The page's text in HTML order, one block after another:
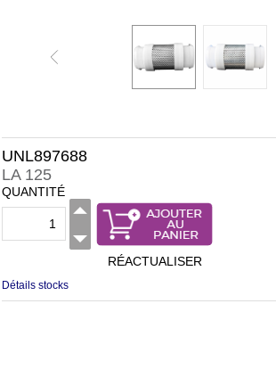
UNL897688
LA 125
QUANTITÉ
RÉACTUALISER
Détails stocks